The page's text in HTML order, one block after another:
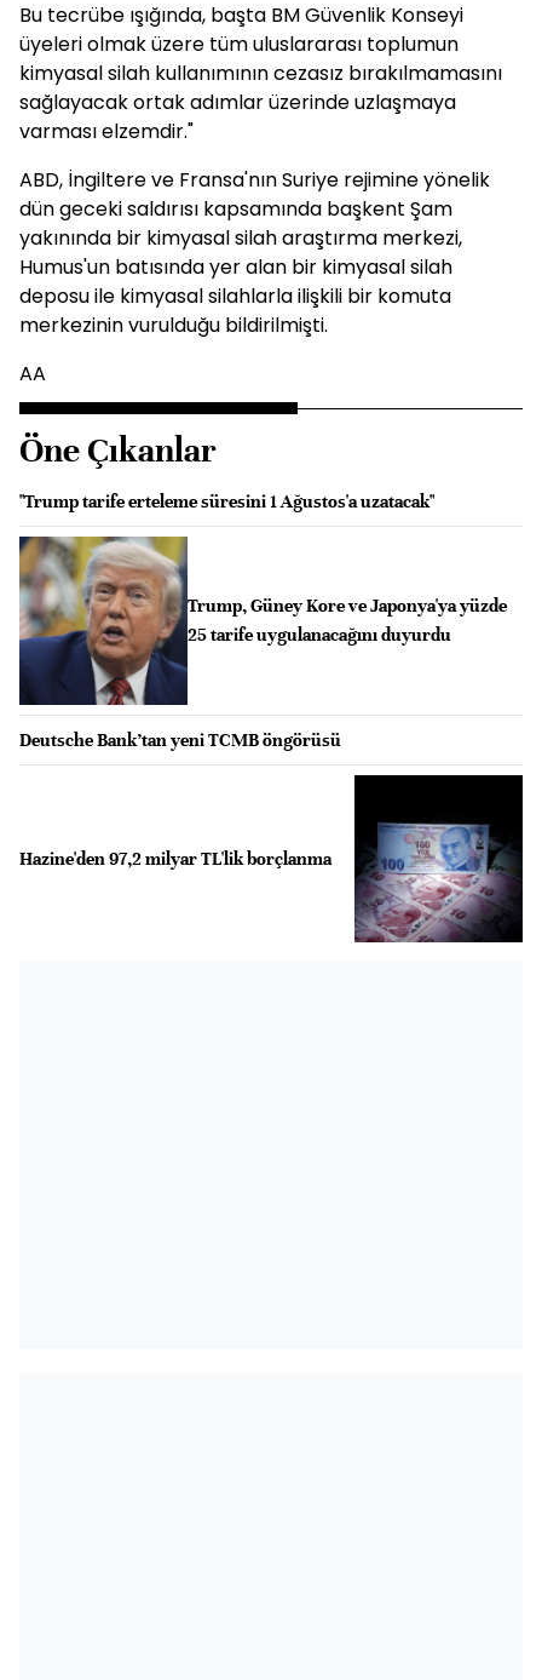
Bu tecrübe ışığında, başta BM Güvenlik Konseyi
üyeleri olmak üzere tüm uluslararası toplumun
kimyasal silah kullanımının cezasız bırakılmamasını
sağlayacak ortak adımlar üzerinde uzlaşmaya
varması elzemdir."
ABD, İngiltere ve Fransa'nın Suriye rejimine yönelik
dün geceki saldırısı kapsamında başkent Şam
yakınında bir kimyasal silah araştırma merkezi,
Humus'un batısında yer alan bir kimyasal silah
deposu ile kimyasal silahlarla ilişkili bir komuta
merkezinin vurulduğu bildirilmişti.
AA
Öne Çıkanlar
"Trump tarife erteleme süresini 1 Ağustos'a uzatacak"
Trump, Güney Kore ve Japonya'ya yüzde
25 tarife uygulanacağını duyurdu
Deutsche Bank’tan yeni TCMB öngörüsü
Hazine'den 97,2 milyar TL'lik borçlanma